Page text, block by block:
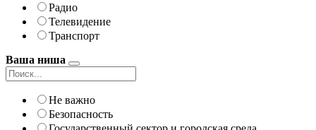
Радио
Телевидение
Транспорт
Ваша ниша
Не важно
Безопасность